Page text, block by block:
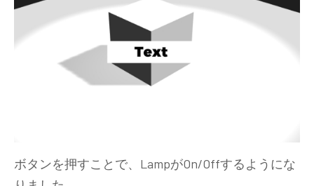
ボタンを押すことで、LampがOn/Offするようにな